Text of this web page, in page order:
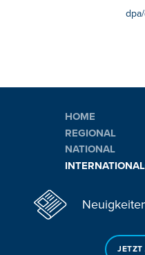
HOME
REGIONAL
NATIONAL
INTERNATIONAL
JETZT